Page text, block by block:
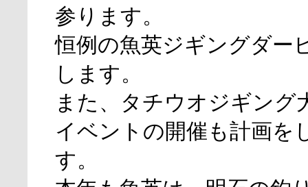
参ります。
恒例の魚英ジギングダー
します。
また、タチウオジギング
イベントの開催も計画を
す。